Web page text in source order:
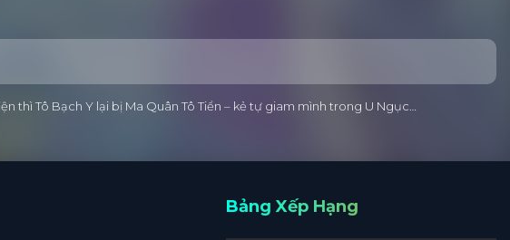
Tô Bạch Y lại bị Ma Quân Tô Tiển – kẻ tự giam mình trong U Ngục…
Bảng Xếp Hạng